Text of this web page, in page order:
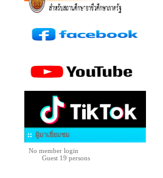
ผู้มาเยี่ยมชม
No member login
Guest 19 persons